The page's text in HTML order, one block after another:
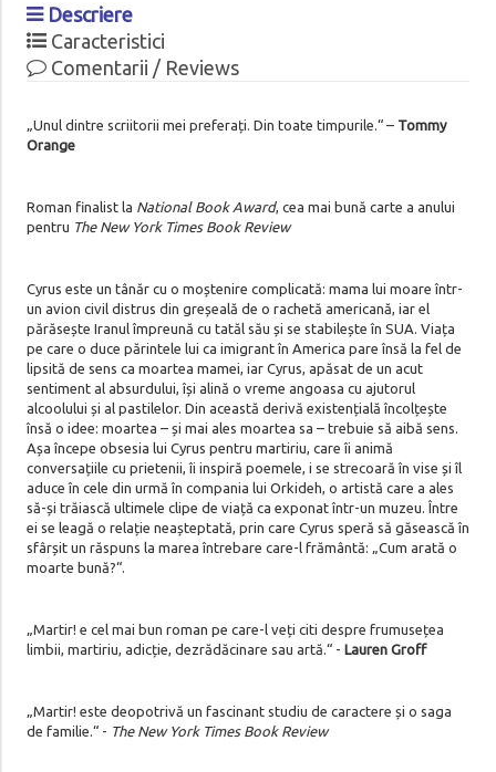
Descriere
Caracteristici
Comentarii / Reviews
„Unul dintre scriitorii mei preferați. Din toate timpurile.“ – Tommy
Orange
Roman finalist la National Book Award, cea mai bună carte a anului
pentru The New York Times Book Review
Cyrus este un tânăr cu o moștenire complicată: mama lui moare într-
un avion civil distrus din greșeală de o rachetă americană, iar el
părăsește Iranul împreună cu tatăl său și se stabilește în SUA. Viața
pe care o duce părintele lui ca imigrant în America pare însă la fel de
lipsită de sens ca moartea mamei, iar Cyrus, apăsat de un acut
sentiment al absurdului, își alină o vreme angoasa cu ajutorul
alcoolului și al pastilelor. Din această derivă existențială încolțește
însă o idee: moartea – și mai ales moartea sa – trebuie să aibă sens.
Așa începe obsesia lui Cyrus pentru martiriu, care îi animă
conversațiile cu prietenii, îi inspiră poemele, i se strecoară în vise și îl
aduce în cele din urmă în compania lui Orkideh, o artistă care a ales
să-și trăiască ultimele clipe de viață ca exponat într-un muzeu. Între
ei se leagă o relație neașteptată, prin care Cyrus speră să găsească în
sfârșit un răspuns la marea întrebare care-l frământă: „Cum arată o
moarte bună?“.
„Martir! e cel mai bun roman pe care-l veți citi despre frumusețea
limbii, martiriu, adicție, dezrădăcinare sau artă.“ - Lauren Groff
„Martir! este deopotrivă un fascinant studiu de caractere și o saga
de familie.“ - The New York Times Book Review